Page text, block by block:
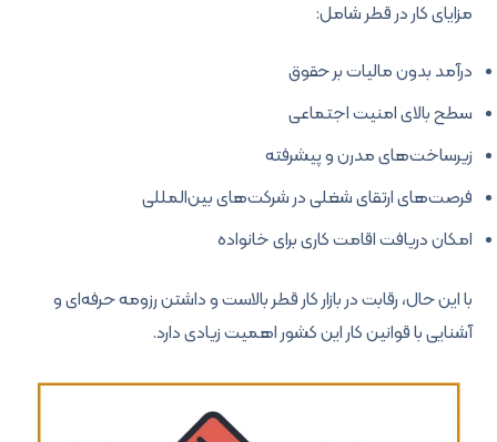
مزایای کار در قطر شامل:
درآمد بدون مالیات بر حقوق
سطح بالای امنیت اجتماعی
زیرساخت‌های مدرن و پیشرفته
فرصت‌های ارتقای شغلی در شرکت‌های بین‌المللی
امکان دریافت اقامت کاری برای خانواده
با این حال، رقابت در بازار کار قطر بالاست و داشتن رزومه حرفه‌ای و
آشنایی با قوانین کار این کشور اهمیت زیادی دارد.